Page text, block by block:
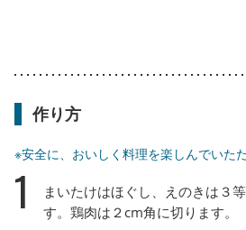
作り方
※安全に、おいしく料理を楽しんでいた
1
まいたけはほぐし、えのきは３
す。鶏肉は２cm角に切ります。